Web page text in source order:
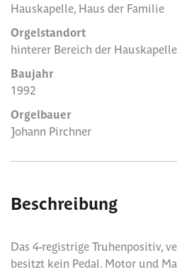
Hauskapelle, Haus der Familie
Orgelstandort
hinterer Bereich der Hauskapelle
Baujahr
1992
Orgelbauer
Johann Pirchner
Beschreibung
Das 4-registrige Truhenpositiv,
besitzt kein Pedal. Motor und